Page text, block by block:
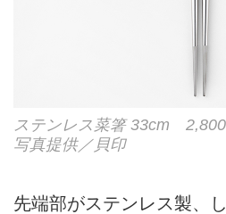
ステンレス菜箸 33cm
写真提供／貝印
先端部がステンレス製、